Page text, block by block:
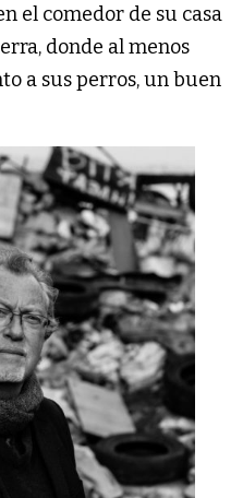
el comedor de su casa
donde al menos
a sus perros, un buen